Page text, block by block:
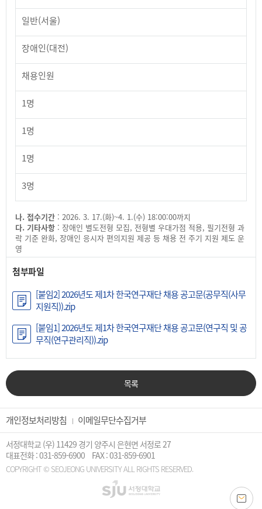
일반(서울)
장애인(대전)
채용인원
1명
1명
1명
3명
나. 접수기간 : 2026. 3. 17.(화)~4. 1.(수) 18:00:00까지
다. 기타사항 : 장애인 별도전형 모집, 전형별 우대가점 적용, 필기전형 과
락 기준 완화, 장애인 응시자 편의지원 제공 등 채용 전 주기 지원 제도 운
영
첨부파일
[붙임2] 2026년도 제1차 한국연구재단 채용 공고문(공무직(사무
지원직)).zip
[붙임1] 2026년도 제1차 한국연구재단 채용 공고문(연구직 및 공
무직(연구관리직)).zip
목록
개인정보처리방침 이메일무단수집거부
서정대학교 (우) 11429 경기 양주시 은현면 서정로 27
대표전화 : 031-859-6900
FAX : 031-859-6901
COPYRIGHT © SEOJEONG UNIVERSITY ALL RIGHTS RESERVED.